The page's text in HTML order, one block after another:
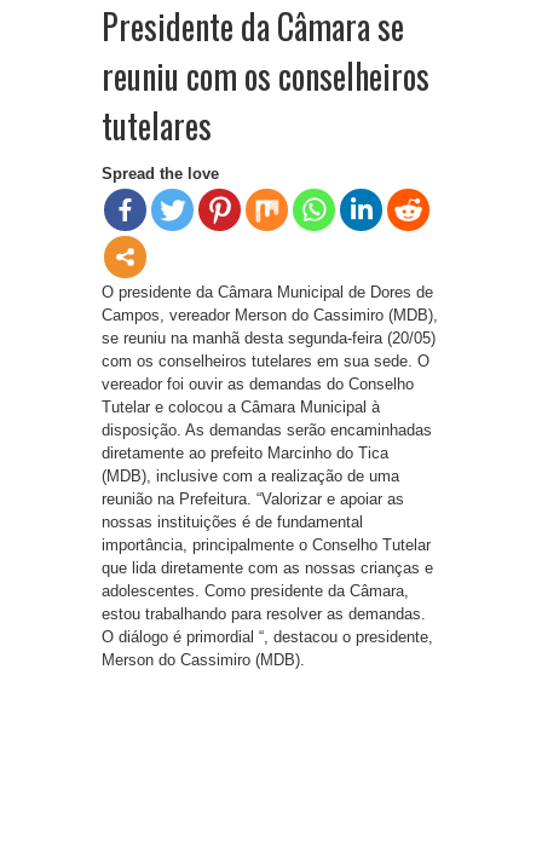
Presidente da Câmara se
reuniu com os conselheiros
tutelares
Spread the love
O presidente da Câmara Municipal de Dores de
Campos, vereador Merson do Cassimiro (MDB),
se reuniu na manhã desta segunda-feira (20/05)
com os conselheiros tutelares em sua sede. O
vereador foi ouvir as demandas do Conselho
Tutelar e colocou a Câmara Municipal à
disposição. As demandas serão encaminhadas
diretamente ao prefeito Marcinho do Tica
(MDB), inclusive com a realização de uma
reunião na Prefeitura. “Valorizar e apoiar as
nossas instituições é de fundamental
importância, principalmente o Conselho Tutelar
que lida diretamente com as nossas crianças e
adolescentes. Como presidente da Câmara,
estou trabalhando para resolver as demandas.
O diálogo é primordial “, destacou o presidente,
Merson do Cassimiro (MDB).